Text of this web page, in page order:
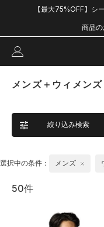
【最大75%OFF】シ
商品
メンズ＋ウィメン
絞り込み検索
選択中の条件： メンズ
50件